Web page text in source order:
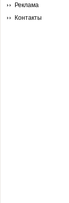
Реклама
Контакты